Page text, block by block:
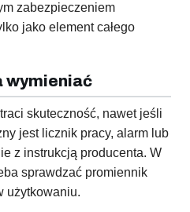
zabezpieczeniem
jako element całego
wymieniać
skuteczność, nawet jeśli
jest licznik pracy, alarm lub
z instrukcją producenta. W
sprawdzać promiennik
użytkowaniu.